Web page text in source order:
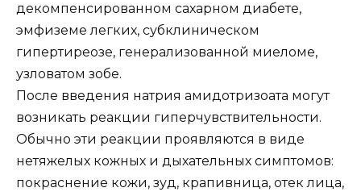
декомпенсированном сахарном диабете,
эмфиземе легких, субклиническом
гипертиреозе, генерализованной миеломе,
узловатом зобе.
После введения натрия амидотризоата могут
возникать реакции гиперчувствительности.
Обычно эти реакции проявляются в виде
нетяжелых кожных и дыхательных симптомов:
покраснение кожи, зуд, крапивница, отек лица,